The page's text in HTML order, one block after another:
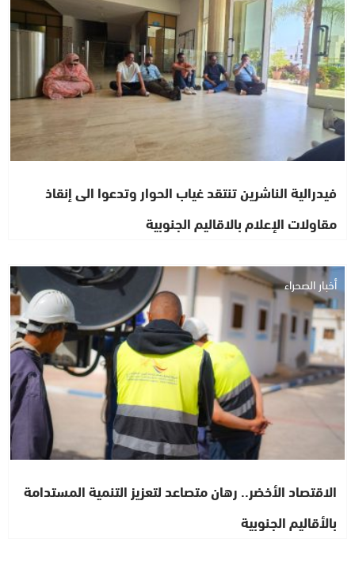
فيدرالية الناشرين تنتقد غياب الحوار وتدعوا الى إنقاذ
مقاولات الإعلام بالاقاليم الجنوبية
أخبار الصحراء
الاقتصاد الأخضر.. رهان متصاعد لتعزيز التنمية المستدامة
بالأقاليم الجنوبية